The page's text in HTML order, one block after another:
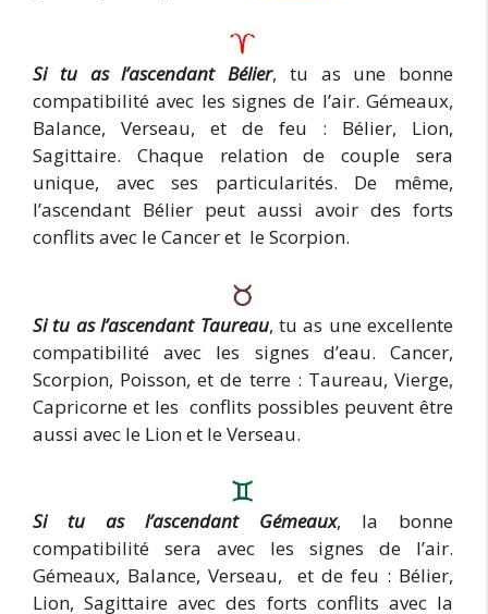
Si tu as l’ascendant Bélier, tu as une bonne
compatibilité avec les signes de l’air. Gémeaux,
Balance, Verseau, et de feu : Bélier, Lion,
Sagittaire. Chaque relation de couple sera
unique, avec ses particularités. De même,
l’ascendant Bélier peut aussi avoir des forts
conflits avec le Cancer et le Scorpion.
Si tu as l’ascendant Taureau, tu as une excellente
compatibilité avec les signes d’eau. Cancer,
Scorpion, Poisson, et de terre : Taureau, Vierge,
Capricorne et les conflits possibles peuvent être
aussi avec le Lion et le Verseau.
Si tu as l’ascendant Gémeaux, la bonne
compatibilité sera avec les signes de l’air.
Gémeaux, Balance, Verseau, et de feu : Bélier,
Lion, Sagittaire avec des forts conflits avec la